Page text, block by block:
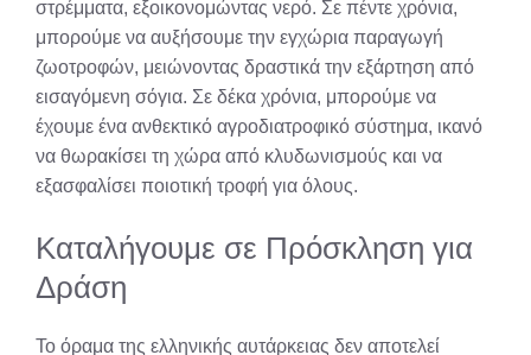
στρέμματα, εξοικονομώντας νερό. Σε πέντε χρόνια,
μπορούμε να αυξήσουμε την εγχώρια παραγωγή
ζωοτροφών, μειώνοντας δραστικά την εξάρτηση από
εισαγόμενη σόγια. Σε δέκα χρόνια, μπορούμε να
έχουμε ένα ανθεκτικό αγροδιατροφικό σύστημα, ικανό
να θωρακίσει τη χώρα από κλυδωνισμούς και να
εξασφαλίσει ποιοτική τροφή για όλους.
Καταλήγουμε σε Πρόσκληση για
Δράση
Το όραμα της ελληνικής αυτάρκειας δεν αποτελεί